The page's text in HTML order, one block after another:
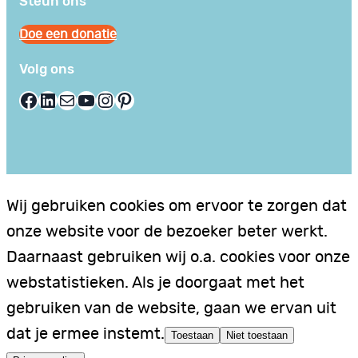
Doe een donatie
Volg ons
Facebook LinkedIn E-mail YouTube InstagramPinterest
Wij gebruiken cookies om ervoor te zorgen dat
onze website voor de bezoeker beter werkt.
Daarnaast gebruiken wij o.a. cookies voor onze
webstatistieken. Als je doorgaat met het
gebruiken van de website, gaan we ervan uit
dat je ermee instemt. Toestaan Niet toestaan